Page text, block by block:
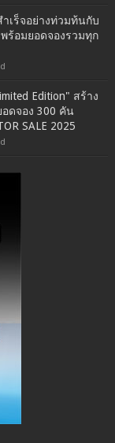
ำเร็จอย่างท่วมท้นกับ
พร้อมยอดจองรวมทุก
Edition" สร้าง
ดจอง 300 คัน
SALE 2025